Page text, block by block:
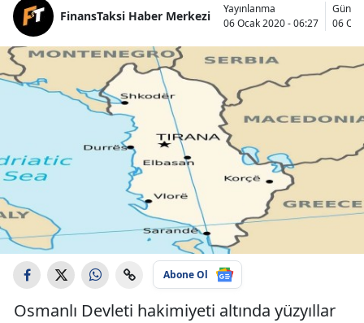
FinansTaksi Haber Merkezi
Yayınlanma
06 Ocak 2020 - 06:27
06
Abone Ol
Osmanlı Devleti hakimiyeti altında yüzyıllar